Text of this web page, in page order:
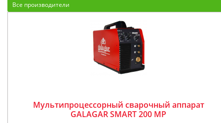
Все производители
Мультипроцессорный сварочный аппарат
GALAGAR SMART 200 MP